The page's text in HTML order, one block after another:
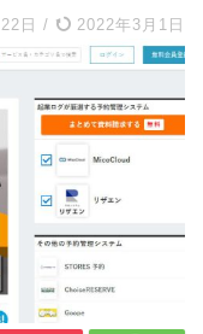
日 / 2022年3月1日